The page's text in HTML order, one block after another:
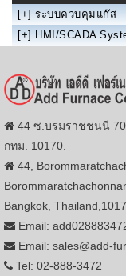
[+] ระบบควบคุมแก๊ส
[+] HMI/SCADA
44 ซ.บรมราชชนนี
กทม. 10170.
44,
Bangkok,
Email:
Email: sales@add-
Tel: 02-888-3472